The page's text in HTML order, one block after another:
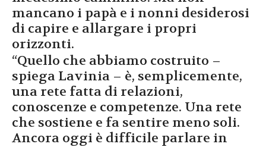
mancano i papà e i nonni desiderosi
di capire e allargare i propri
orizzonti.
“Quello che abbiamo costruito –
spiega Lavinia – è, semplicemente,
una rete fatta di relazioni,
conoscenze e competenze. Una rete
che sostiene e fa sentire meno soli.
Ancora oggi è difficile parlare in